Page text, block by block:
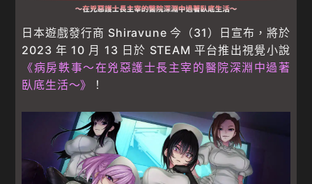
日本遊戲發行商 Shiravune 今（31）日宣布，將於
2023 年 10 月 13 日於 STEAM 平台推出視覺小說
《病房軼事～在兇惡護士長主宰的醫院深淵中過著
臥底生活～》
！